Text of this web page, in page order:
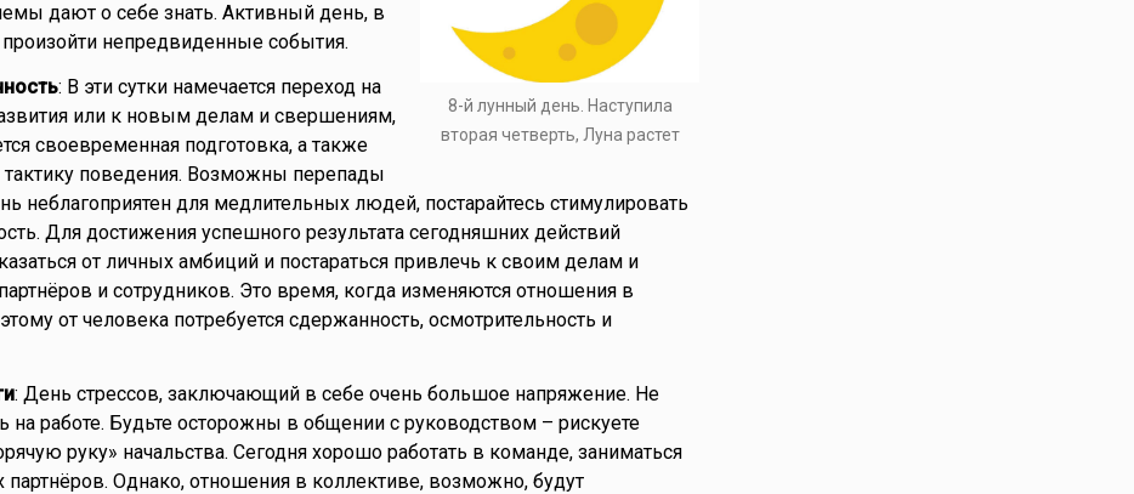
8-й лунный день. Наступила
вторая четверть, Луна растет
дают о себе знать. Активный день, в
непредвиденные события.
: В эти сутки намечается переход на
или к новым делам и свершениям,
своевременная подготовка, а также
поведения. Возможны перепады
неблагоприятен для медлительных людей, постарайтесь стимулировать
Для достижения успешного результата сегодняшних действий
от личных амбиций и постараться привлечь к своим делам и
и сотрудников. Это время, когда изменяются отношения в
от человека потребуется сдержанность, осмотрительность и
: День стрессов, заключающий в себе очень большое напряжение. Не
на работе. Будьте осторожны в общении с руководством – рискуете
руку» начальства. Сегодня хорошо работать в команде, заниматься
Однако, отношения в коллективе, возможно, будут